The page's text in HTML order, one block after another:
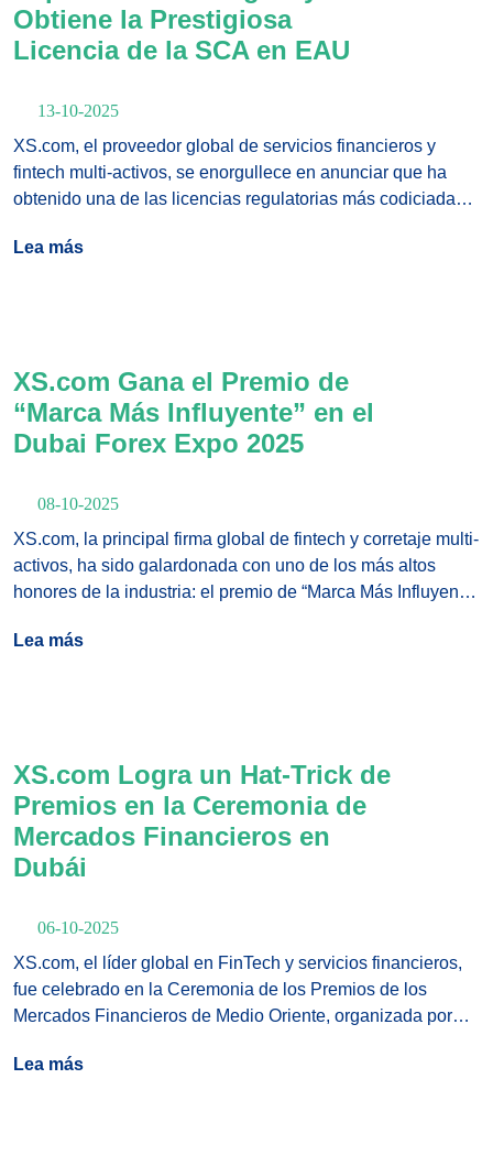
Obtiene la Prestigiosa
Licencia de la SCA en EAU
13-10-2025
XS.com, el proveedor global de servicios financieros y
fintech multi-activos, se enorgullece en anunciar que ha
obtenido una de las licencias regulatorias más codiciadas
Emiratos Árabes Unidos (EAU). Este logro marca un
Lea más
XS.com Gana el Premio de
“Marca Más Influyente” en el
Dubai Forex Expo 2025
08-10-2025
XS.com, la principal firma global de fintech y corretaje multi-
activos, ha sido galardonada con uno de los más altos
honores de la industria: el premio de “Marca Más Influyente”
HQMENA.
Lea más
XS.com Logra un Hat-Trick de
Premios en la Ceremonia de
Mercados Financieros en
Dubái
06-10-2025
XS.com, el líder global en FinTech y servicios financieros,
fue celebrado en la Ceremonia de los Premios de los
Mercados Financieros de Medio Oriente, organizada por
de octubre. El bróker global multi-activos recibió tres
Lea más